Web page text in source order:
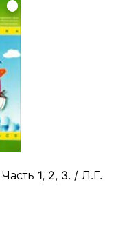
1, 2, 3. / Л.Г.